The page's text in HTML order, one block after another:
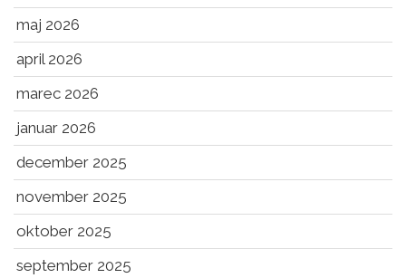
maj 2026
april 2026
marec 2026
januar 2026
december 2025
november 2025
oktober 2025
september 2025